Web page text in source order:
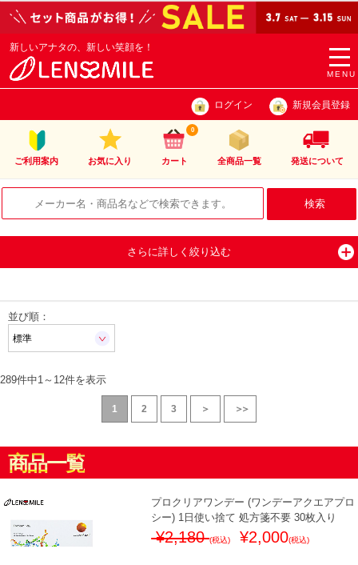
MENU
新しいアナタの、新しい笑顔を！
ログイン 新規会員登録
ご利用案内 お気に入り カート
0
全商品一覧 発送について
さらに詳しく絞り込む
並び順：
289件中1 ～ 12件を表示
1 2 3 ＞ ＞＞
商品一覧
プロクリアワンデー (ワンデーアクエアプロ
シー) 1日使い捨て 処方箋不要 30枚入り
¥2,180(税込) ¥2,000(税込)